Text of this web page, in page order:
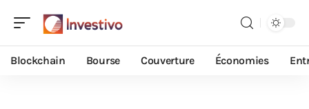
Blockchain Bourse Couverture Économies